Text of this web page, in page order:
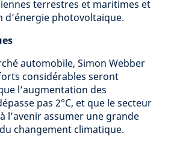
terrestres et maritimes et
photovoltaïque.
automobile, Simon Webber
considérables seront
l’augmentation des
pas 2°C, et que le secteur
l’avenir assumer une grande
changement climatique.